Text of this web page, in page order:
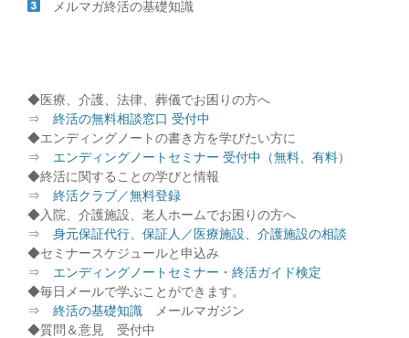
メルマガ終活の基礎知識
◆医療、介護、法律、葬儀でお困りの方へ
⇒ 終活の無料相談窓口 受付中
◆エンディングノートの書き方を学びたい方に
⇒ エンディングノートセミナー 受付中（無料、有料）
◆終活に関することの学びと情報
⇒ 終活クラブ／無料登録
◆入院、介護施設、老人ホームでお困りの方へ
⇒ 身元保証代行、保証人／医療施設、介護施設の相談
◆セミナースケジュールと申込み
⇒ エンディングノートセミナー・終活ガイド検定
◆毎日メールで学ぶことができます。
⇒ 終活の基礎知識 メールマガジン
◆質問＆意見 受付中